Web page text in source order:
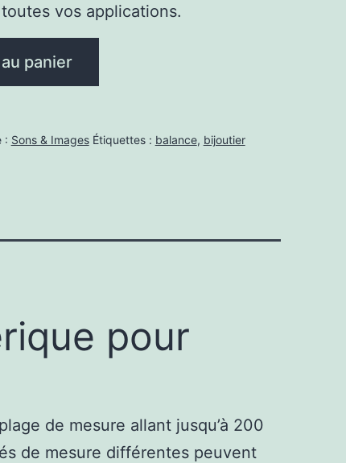
vos applications.
panier
: Sons & Images Étiquettes : balance, bijoutier
pour
de mesure allant jusqu’à 200
de mesure différentes peuvent